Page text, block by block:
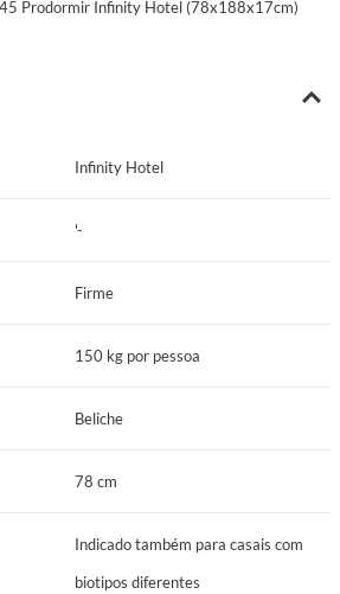
Prodormir Infinity Hotel (78x188x17cm)
Infinity Hotel
'-
Firme
150 kg por pessoa
Beliche
78 cm
Indicado também para casais com
biotipos diferentes